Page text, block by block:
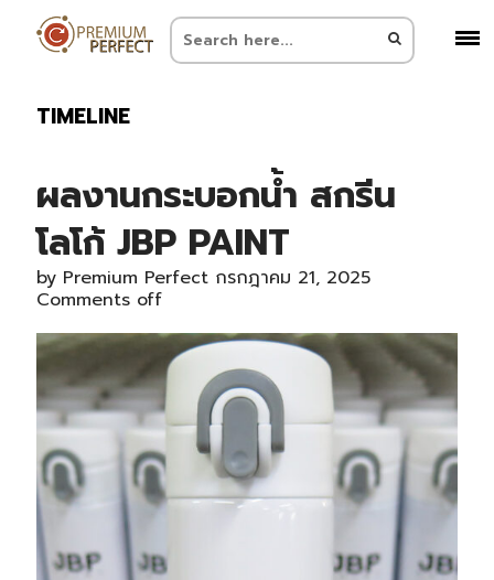
TIMELINE
ผลงานกระบอกน้ำ สกรีน
โลโก้ JBP PAINT
by Premium Perfect กรกฎาคม 21, 2025
Comments off